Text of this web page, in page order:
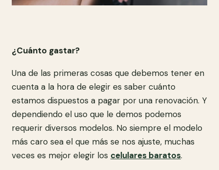
¿Cuánto gastar?
Una de las primeras cosas que debemos tener en
cuenta a la hora de elegir es saber cuánto
estamos dispuestos a pagar por una renovación. Y
dependiendo el uso que le demos podemos
requerir diversos modelos. No siempre el modelo
más caro sea el que más se nos ajuste, muchas
veces es mejor elegir los celulares baratos.